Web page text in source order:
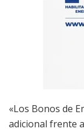
«Los Bonos de
adicional frente